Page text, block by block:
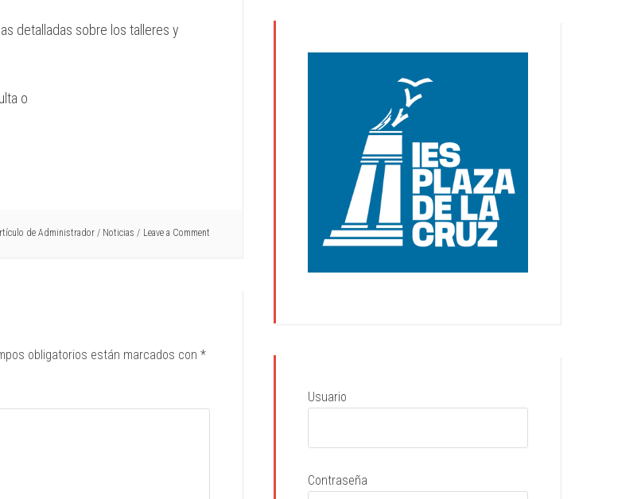
detalladas sobre los talleres y
o
de Administrador / Noticias Leave a Comment
obligatorios están marcados con *
Usuario
Contraseña